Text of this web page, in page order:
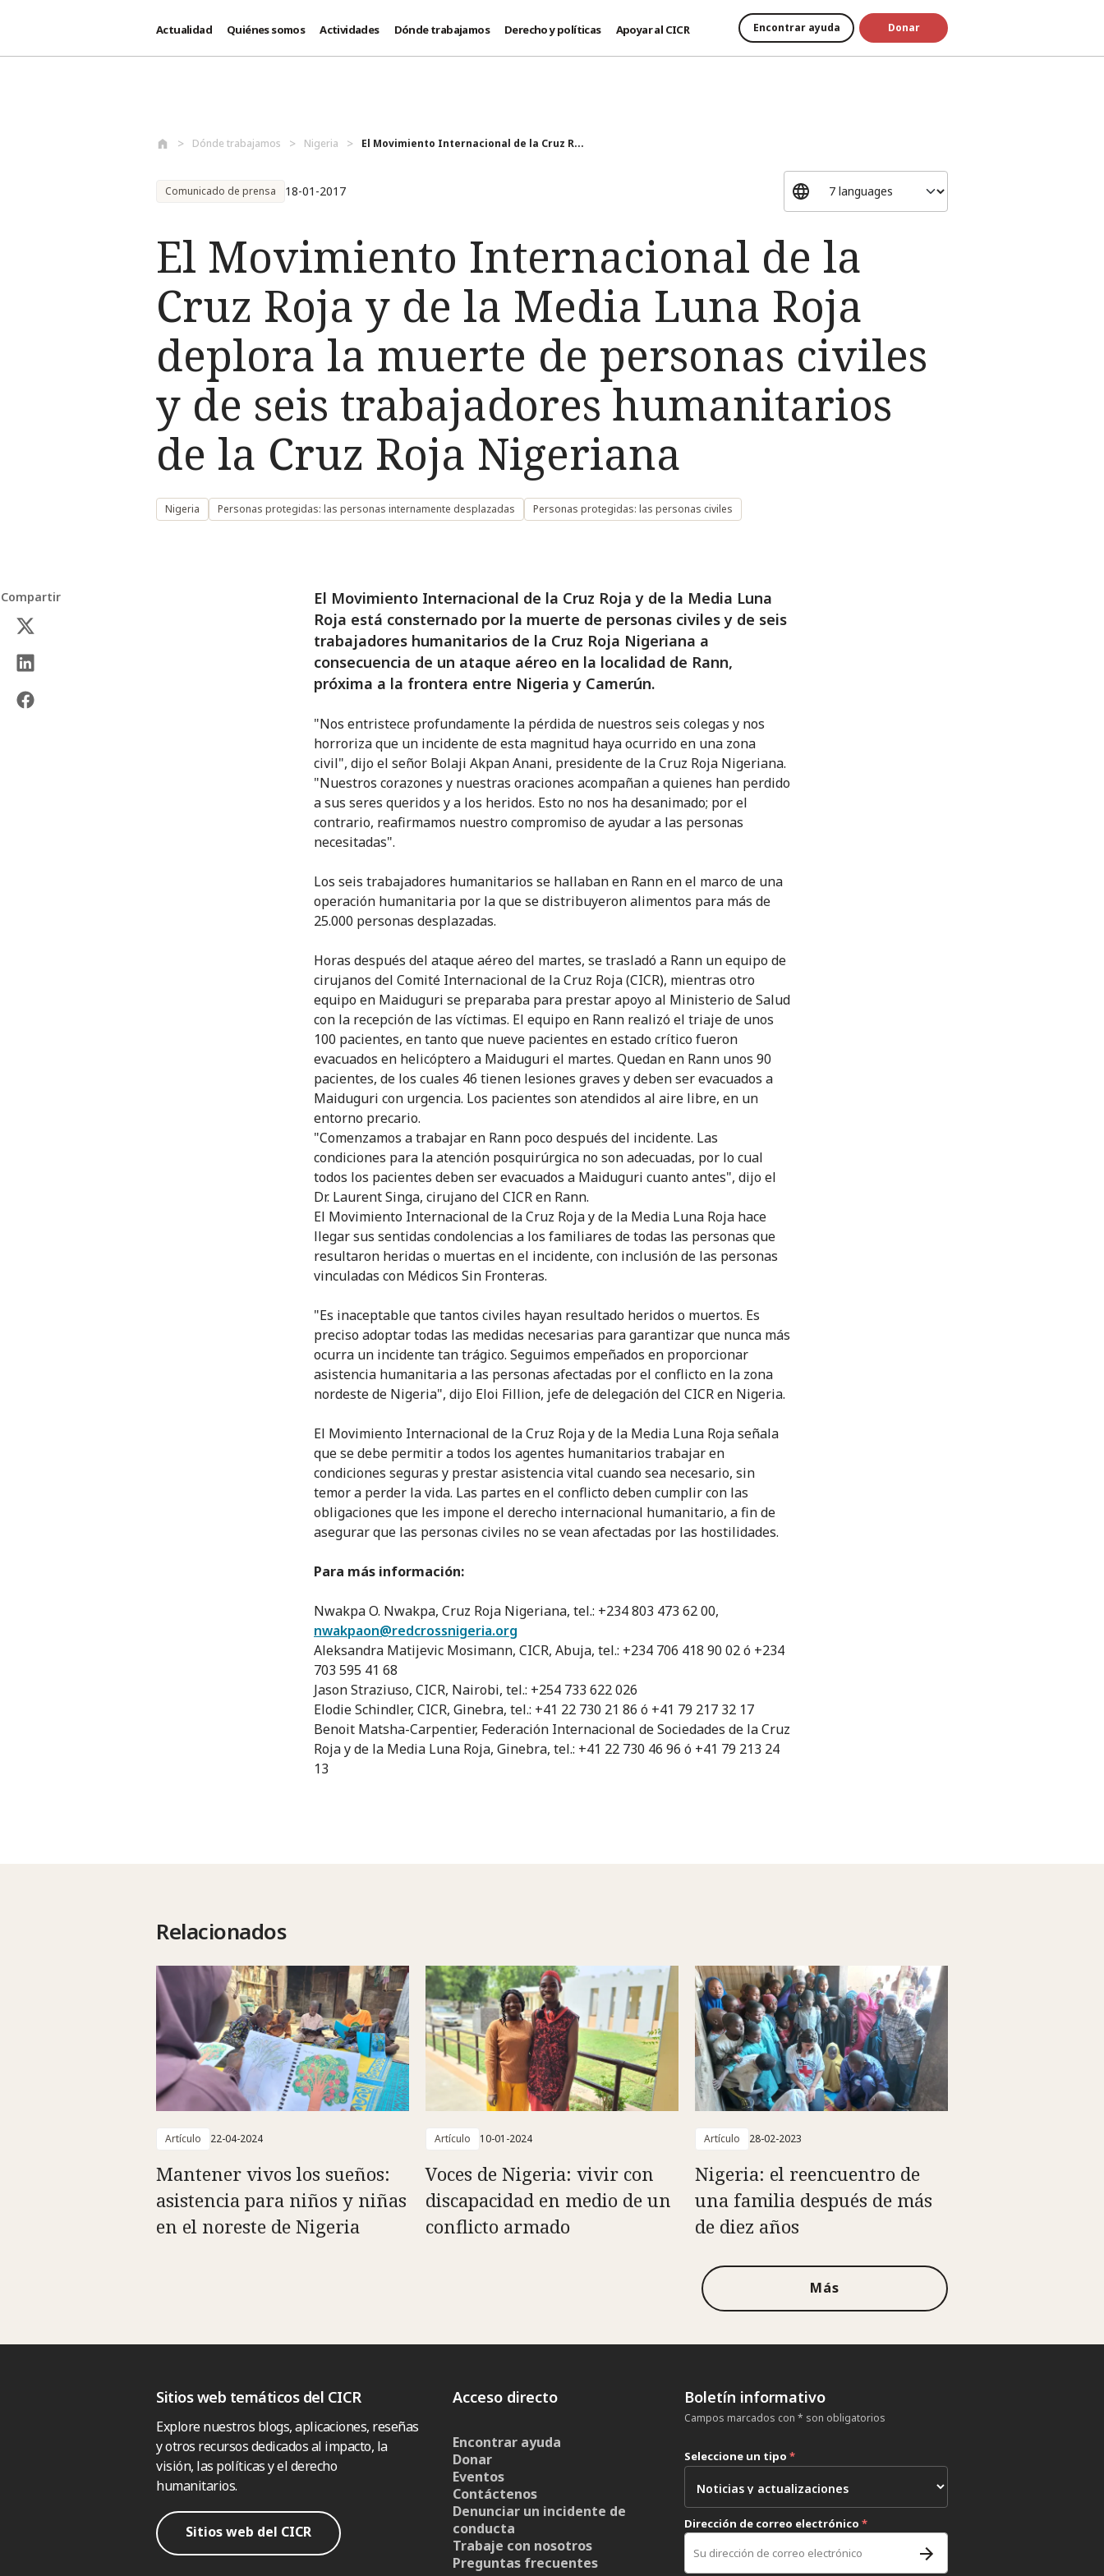
Actualidad Quiénes somos Actividades Dónde trabajamos Derecho y políticas Apoyar al CICR Encontrar ayuda Donar
Dónde trabajamos Nigeria El Movimiento Internacional de la Cruz R...
Comunicado de prensa 18-01-2017
El Movimiento Internacional de la
Cruz Roja y de la Media Luna Roja
deplora la muerte de personas civiles
y de seis trabajadores humanitarios
de la Cruz Roja Nigeriana
Nigeria Personas protegidas: las personas internamente desplazadas Personas protegidas: las personas civiles
Compartir
El Movimiento Internacional de la Cruz Roja y de la Media Luna
Roja está consternado por la muerte de personas civiles y de seis
trabajadores humanitarios de la Cruz Roja Nigeriana a
consecuencia de un ataque aéreo en la localidad de Rann,
próxima a la frontera entre Nigeria y Camerún.
"Nos entristece profundamente la pérdida de nuestros seis colegas y nos
horroriza que un incidente de esta magnitud haya ocurrido en una zona
civil", dijo el señor Bolaji Akpan Anani, presidente de la Cruz Roja Nigeriana.
"Nuestros corazones y nuestras oraciones acompañan a quienes han perdido
a sus seres queridos y a los heridos. Esto no nos ha desanimado; por el
contrario, reafirmamos nuestro compromiso de ayudar a las personas
necesitadas".
Los seis trabajadores humanitarios se hallaban en Rann en el marco de una
operación humanitaria por la que se distribuyeron alimentos para más de
25.000 personas desplazadas.
Horas después del ataque aéreo del martes, se trasladó a Rann un equipo de
cirujanos del Comité Internacional de la Cruz Roja (CICR), mientras otro
equipo en Maiduguri se preparaba para prestar apoyo al Ministerio de Salud
con la recepción de las víctimas. El equipo en Rann realizó el triaje de unos
100 pacientes, en tanto que nueve pacientes en estado crítico fueron
evacuados en helicóptero a Maiduguri el martes. Quedan en Rann unos 90
pacientes, de los cuales 46 tienen lesiones graves y deben ser evacuados a
Maiduguri con urgencia. Los pacientes son atendidos al aire libre, en un
entorno precario.
"Comenzamos a trabajar en Rann poco después del incidente. Las
condiciones para la atención posquirúrgica no son adecuadas, por lo cual
todos los pacientes deben ser evacuados a Maiduguri cuanto antes", dijo el
Dr. Laurent Singa, cirujano del CICR en Rann.
El Movimiento Internacional de la Cruz Roja y de la Media Luna Roja hace
llegar sus sentidas condolencias a los familiares de todas las personas que
resultaron heridas o muertas en el incidente, con inclusión de las personas
vinculadas con Médicos Sin Fronteras.
"Es inaceptable que tantos civiles hayan resultado heridos o muertos. Es
preciso adoptar todas las medidas necesarias para garantizar que nunca más
ocurra un incidente tan trágico. Seguimos empeñados en proporcionar
asistencia humanitaria a las personas afectadas por el conflicto en la zona
nordeste de Nigeria", dijo Eloi Fillion, jefe de delegación del CICR en Nigeria.
El Movimiento Internacional de la Cruz Roja y de la Media Luna Roja señala
que se debe permitir a todos los agentes humanitarios trabajar en
condiciones seguras y prestar asistencia vital cuando sea necesario, sin
temor a perder la vida. Las partes en el conflicto deben cumplir con las
obligaciones que les impone el derecho internacional humanitario, a fin de
asegurar que las personas civiles no se vean afectadas por las hostilidades.
Para más información:
Nwakpa O. Nwakpa, Cruz Roja Nigeriana, tel.: +234 803 473 62 00,
nwakpaon@redcrossnigeria.org
Aleksandra Matijevic Mosimann, CICR, Abuja, tel.: +234 706 418 90 02 ó +234
703 595 41 68
Jason Straziuso, CICR, Nairobi, tel.: +254 733 622 026
Elodie Schindler, CICR, Ginebra, tel.: +41 22 730 21 86 ó +41 79 217 32 17
Benoit Matsha-Carpentier, Federación Internacional de Sociedades de la Cruz
Roja y de la Media Luna Roja, Ginebra, tel.: +41 22 730 46 96 ó +41 79 213 24
13
Relacionados
Artículo 22-04-2024
Mantener vivos los sueños:
asistencia para niños y niñas
en el noreste de Nigeria
Artículo 10-01-2024
Voces de Nigeria: vivir con
discapacidad en medio de un
conflicto armado
Artículo 28-02-2023
Nigeria: el reencuentro de
una familia después de más
de diez años
Más
Sitios web temáticos del CICR
Explore nuestros blogs, aplicaciones, reseñas
y otros recursos dedicados al impacto, la
visión, las políticas y el derecho
humanitarios.
Sitios web del CICR
Acceso directo
Encontrar ayuda
Donar
Eventos
Contáctenos
Denunciar un incidente de
conducta
Trabaje con nosotros
Preguntas frecuentes
Boletín informativo
Campos marcados con * son obligatorios
Seleccione un tipo *
Dirección de correo electrónico *